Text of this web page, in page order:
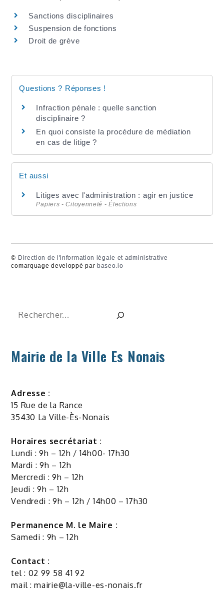
Sanctions disciplinaires
Suspension de fonctions
Droit de grève
Questions ? Réponses !
Infraction pénale : quelle sanction
disciplinaire ?
En quoi consiste la procédure de médiation
en cas de litige ?
Et aussi
Litiges avec l'administration : agir en justice
Papiers - Citoyenneté - Élections
© Direction de l'information légale et administrative
comarquage developpé par baseo.io
Rechercher
Mairie de la Ville Es Nonais
Adresse :
15 Rue de la Rance
35430 La Ville-Ès-Nonais
Horaires secrétariat :
Lundi : 9h – 12h / 14h00- 17h30
Mardi : 9h – 12h
Mercredi : 9h – 12h
Jeudi : 9h – 12h
Vendredi : 9h – 12h / 14h00 – 17h30
Permanence M. le Maire :
Samedi : 9h – 12h
Contact :
tel : 02 99 58 41 92
mail :mairie@la-ville-es-nonais.fr